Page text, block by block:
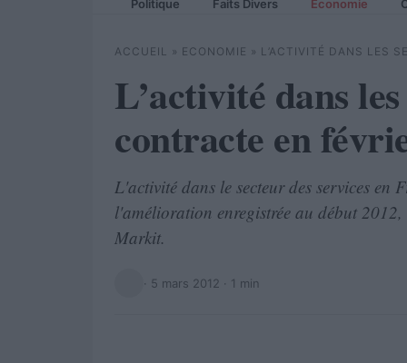
Politique Faits Divers Economie
ACCUEIL » ECONOMIE » L’ACTIVITÉ DANS LES
L’activité dans
contracte en
L'activité dans le secteur des services en
l'amélioration enregistrée au début
Markit.
· 5 mars 2012 · 1 min